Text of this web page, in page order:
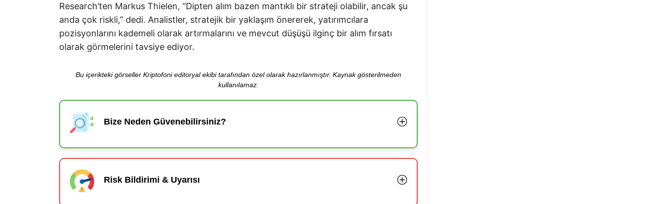
Research’ten Markus Thielen, “Dipten alım bazen mantıklı bir strateji olabilir, ancak şu
anda çok riskli,” dedi. Analistler, stratejik bir yaklaşım önererek, yatırımcılara
pozisyonlarını kademeli olarak artırmalarını ve mevcut düşüşü ilginç bir alım fırsatı
olarak görmelerini tavsiye ediyor.
Bu içerikteki görseller Kriptofoni editoryal ekibi tarafından özel olarak hazırlanmıştır. Kaynak gösterilmeden
kullanılamaz.
Bize Neden Güvenebilirsiniz?
Risk Bildirimi & Uyarısı